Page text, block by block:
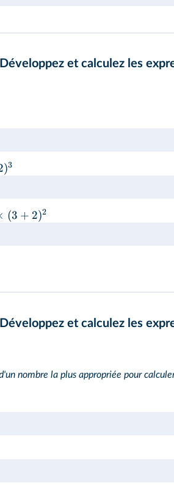
Développez et calculez les
)3
(3 + 2)2
Développez et calculez les
nombre la plus appropriée pour